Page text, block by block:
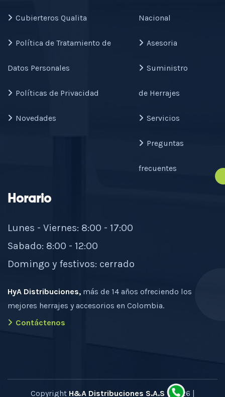
Cubierteros Qualita
Política de Tratamiento de
Datos Personales
Políticas de Privacidad
Novedades
Nacional
Asesoria
Suministro
de Herrajes
Servicios
Preguntas
frecuentes
Horario
Lunes - Viernes: 8:00 - 17:00
Sabado: 8:00 - 12:00
Domingo y festivos: cerrado
HyA Distribuciones, más de 14 años ofreciendo los
mejores herrajes y accesorios en Colombia.
Contáctenos
Copyright H&A Distribuciones S.A.S - 2026 |